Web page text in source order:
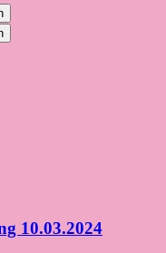
10.03.2024